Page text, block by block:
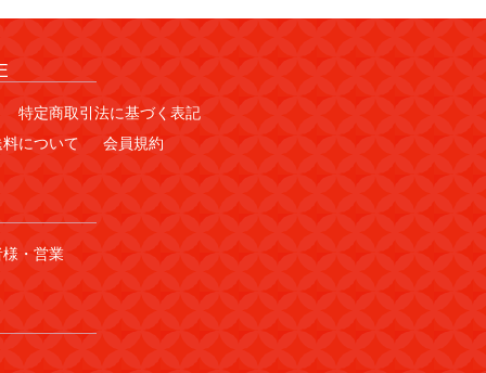
特定商取引法に基づく表記
料について
会員規約
・営業